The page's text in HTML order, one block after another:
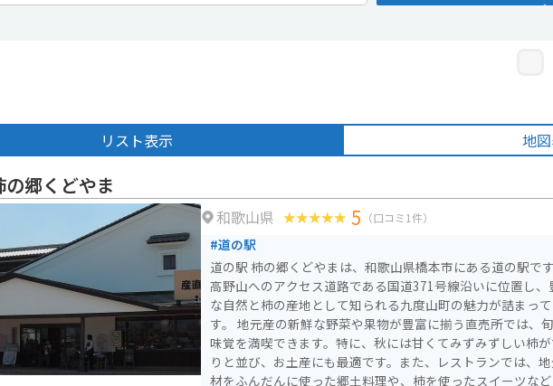
リスト表示 地
郷くどやま
和歌山県 5 （口コミ1件）
#道の駅
道の駅 柿の郷くどやまは、和歌山県橋本市にある道の駅です
高野山へのアクセス道路である国道371号線沿いに位置し、
な自然と柿の産地として知られる九度山町の魅力が詰まって
す。 地元産の新鮮な野菜や果物が豊富に揃う直売所では、旬の
味覚を満喫できます。特に、秋には甘くてみずみずしい柿が
りと並び、お土産にも最適です。また、レストランでは、
材をふんだんに使った郷土料理や、柿を使ったスイーツなど